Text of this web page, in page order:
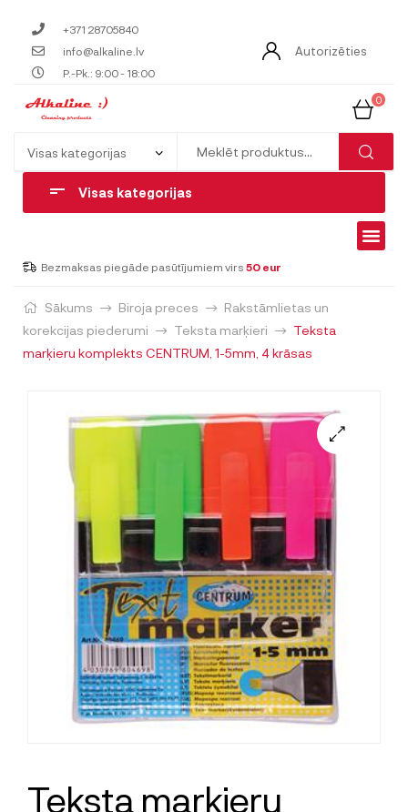
+371 28705840
info@alkaline.lv
P.-Pk.: 9:00 - 18:00
Autorizēties
0
Visas kategorijas
Bezmaksas piegāde pasūtījumiem virs 50 eur
Sākums Biroja preces
Rakstāmlietas un
korekcijas piederumi
Teksta marķieri
Teksta
marķieru komplekts CENTRUM, 1-5mm, 4 krāsas
Teksta marķieru